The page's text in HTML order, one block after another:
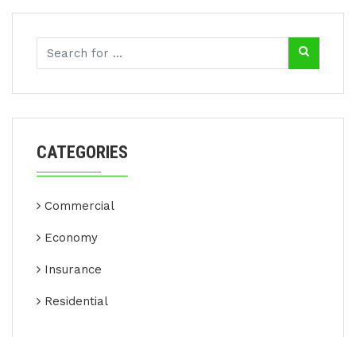
CATEGORIES
Commercial
Economy
Insurance
Residential